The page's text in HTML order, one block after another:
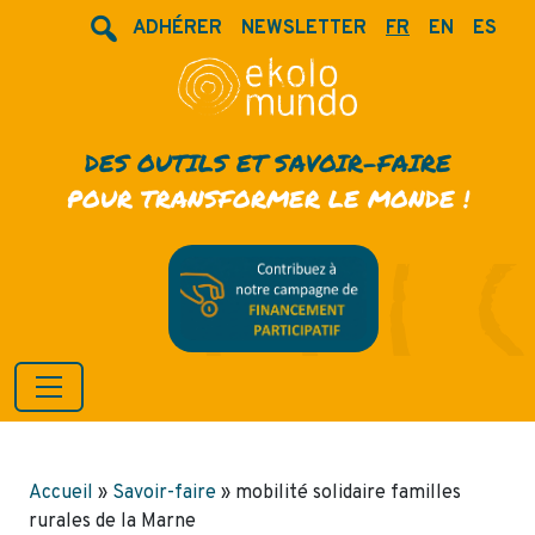
ADHÉRER NEWSLETTER FR EN ES
DES OUTILS ET SAVOIR-FAIRE
POUR TRANSFORMER LE MONDE !
Accueil » Savoir-faire » mobilité solidaire familles
rurales de la Marne